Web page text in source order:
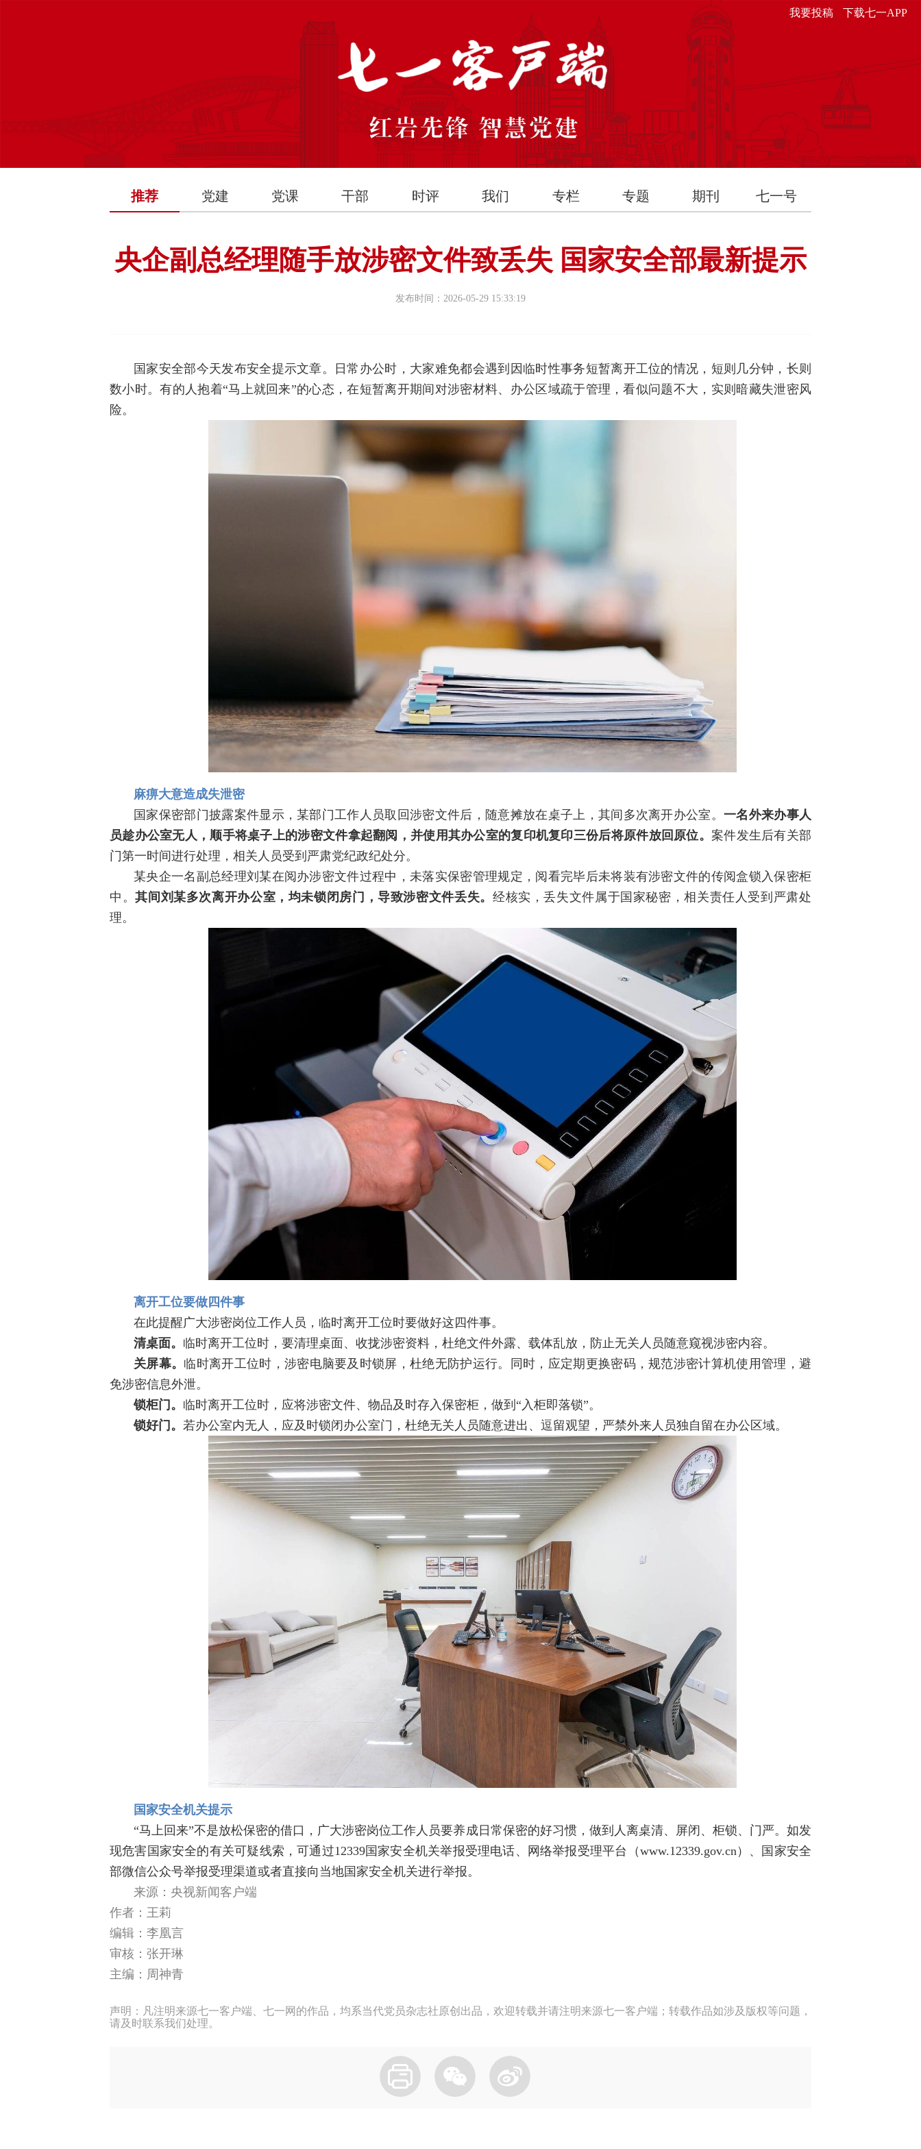
我要投稿 下载七一APP
推荐 党建 党课 干部 时评 我们 专栏 专题 期刊 七一号
央企副总经理随手放涉密文件致丢失 国家安全部最新提示
发布时间：2026-05-29 15:33:19
国家安全部今天发布安全提示文章。日常办公时，大家难免都会遇到因临时性事务短暂离开工位的情况，短则几分钟，长则
数小时。有的人抱着“马上就回来”的心态，在短暂离开期间对涉密材料、办公区域疏于管理，看似问题不大，实则暗藏失泄密风
险。
麻痹大意造成失泄密
国家保密部门披露案件显示，某部门工作人员取回涉密文件后，随意摊放在桌子上，其间多次离开办公室。一名外来办事人
员趁办公室无人，顺手将桌子上的涉密文件拿起翻阅，并使用其办公室的复印机复印三份后将原件放回原位。 案件发生后有关部
门第一时间进行处理，相关人员受到严肃党纪政纪处分。
某央企一名副总经理刘某在阅办涉密文件过程中，未落实保密管理规定，阅看完毕后未将装有涉密文件的传阅盒锁入保密柜
中。其间刘某多次离开办公室，均未锁闭房门，导致涉密文件丢失。 经核实，丢失文件属于国家秘密，相关责任人受到严肃处
理。
离开工位要做四件事
在此提醒广大涉密岗位工作人员，临时离开工位时要做好这四件事。
清桌面。 临时离开工位时，要清理桌面、收拢涉密资料，杜绝文件外露、载体乱放，防止无关人员随意窥视涉密内容。
关屏幕。 临时离开工位时，涉密电脑要及时锁屏，杜绝无防护运行。同时，应定期更换密码，规范涉密计算机使用管理，避
免涉密信息外泄。
锁柜门。 临时离开工位时，应将涉密文件、物品及时存入保密柜，做到“入柜即落锁”。
锁好门。 若办公室内无人，应及时锁闭办公室门，杜绝无关人员随意进出、逗留观望，严禁外来人员独自留在办公区域。
国家安全机关提示
“马上回来”不是放松保密的借口，广大涉密岗位工作人员要养成日常保密的好习惯，做到人离桌清、屏闭、柜锁、门严。如发
现危害国家安全的有关可疑线索，可通过12339国家安全机关举报受理电话、网络举报受理平台（www.12339.gov.cn）、国家安全
部微信公众号举报受理渠道或者直接向当地国家安全机关进行举报。
来源：央视新闻客户端
作者： 王莉
编辑：李凰言
审核：张开琳
主编：周神青
声明：凡注明来源七一客户端、七一网的作品，均系当代党员杂志社原创出品，欢迎转载并请注明来源七一客户端；转载作品如涉及版权等问题，
请及时联系我们处理。